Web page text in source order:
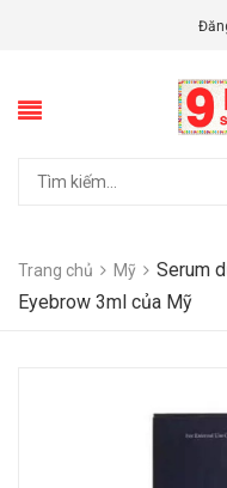
Trang chủ Mỹ
Serum
Eyebrow 3ml của Mỹ